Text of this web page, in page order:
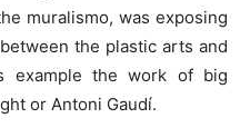
muralismo, was exposing
the plastic arts and
example the work of big
or Antoni Gaudí.